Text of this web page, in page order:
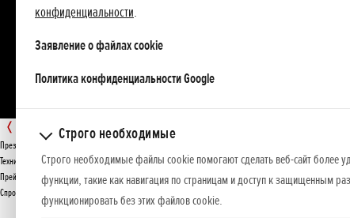
конфиденциальности.
Заявление о файлах cookie
Политика конфиденциальности Googleopens in a new tab
Строго необходимые
Строго необходимые файлы cookie помогают сделать веб-сайт более
функции, такие как навигация по страницам и доступ к защищенным
функционировать без этих файлов cookie.
GXV
Презентация
Технические данные
Прейскурант
Спросите подробнее
ПРЕДЛОЖЕНИЕ